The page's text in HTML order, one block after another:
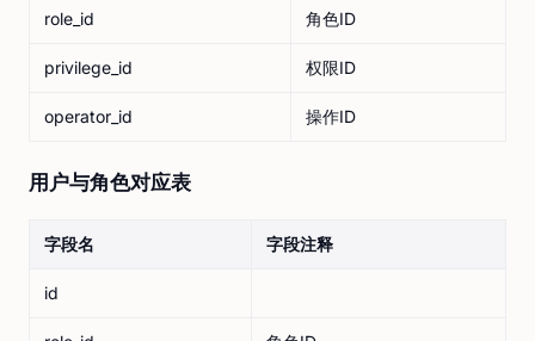
role_id 角色ID
privilege_id 权限ID
operator_id 操作ID
用户与角色对应表
字段名 字段注释
id